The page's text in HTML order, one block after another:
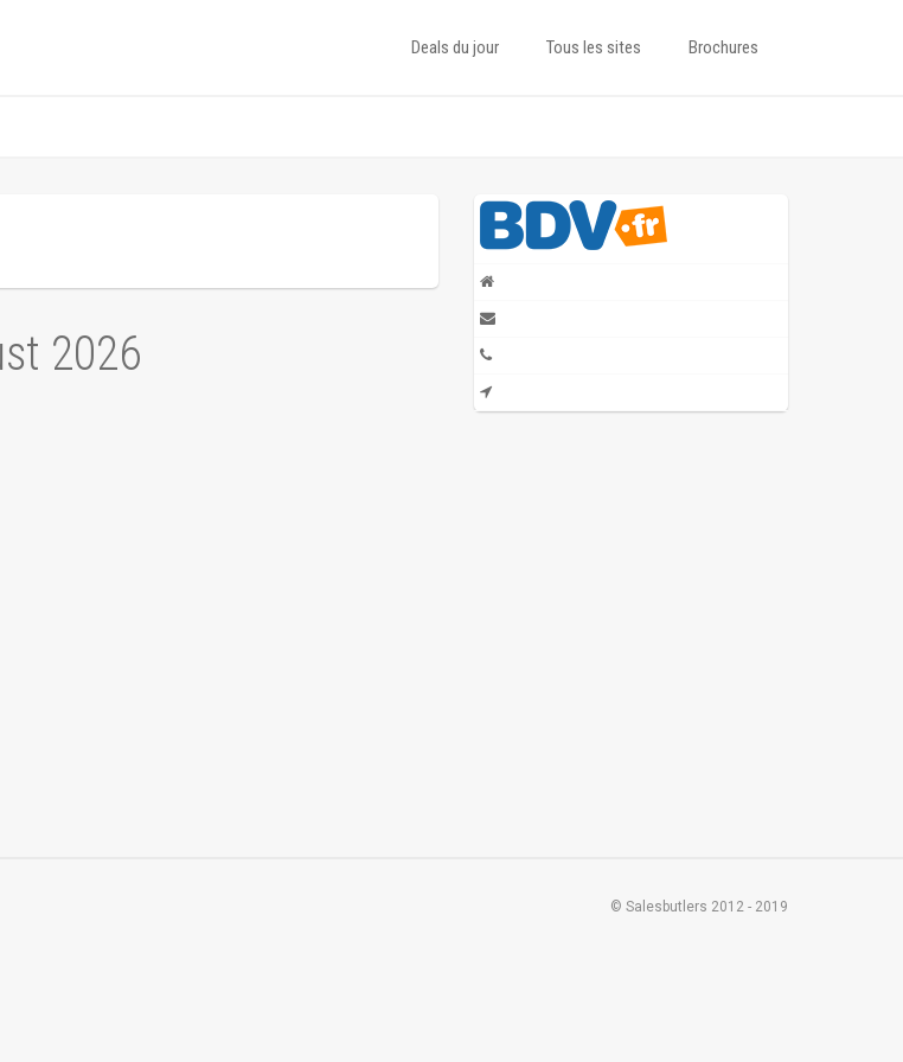
Deals du jour Tous les sites Brochures
2026
© Salesbutlers 2012 - 2019